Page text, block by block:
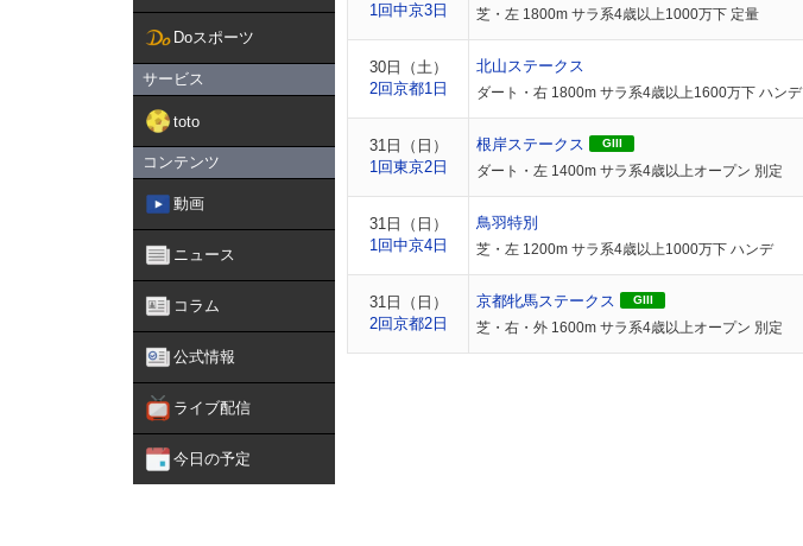
Doスポーツ
サービス
toto
コンテンツ
動画
ニュース
コラム
公式情報
ライブ配信
今日の予定
1回中京3日
芝・左 1800m サラ系4歳以上1000万下 定量
30日（土）
2回京都1日
北山ステークス
ダート・右 1800m サラ系4歳以上1600万下 ハンデ
31日（日）
1回東京2日
根岸ステークス GIII
ダート・左 1400m サラ系4歳以上オープン 別定
31日（日）
1回中京4日
鳥羽特別
芝・左 1200m サラ系4歳以上1000万下 ハンデ
31日（日）
2回京都2日
京都牝馬ステークス GIII
芝・右・外 1600m サラ系4歳以上オープン 別定